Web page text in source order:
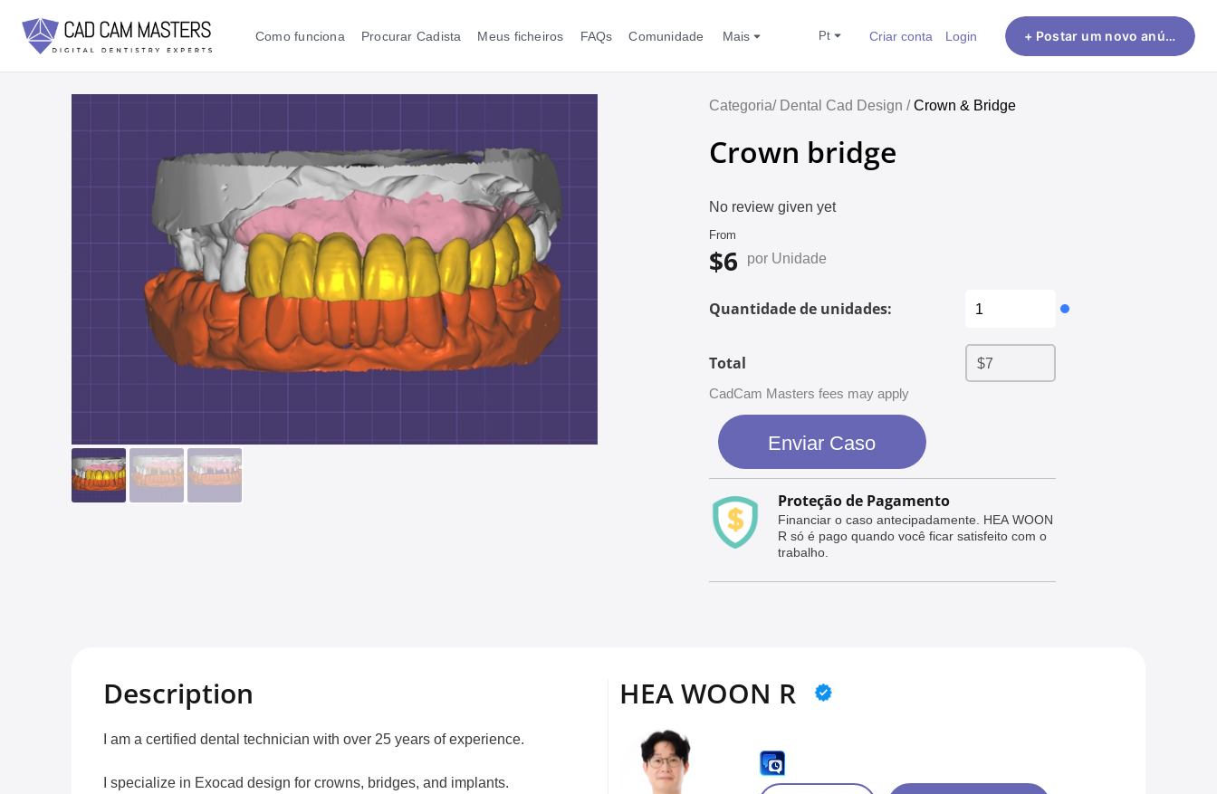
Como funciona Procurar Cadista Meus ficheiros FAQs Comunidade Mais pt Criar conta Login + Postar um novo anúncio
Categoria/ Dental Cad Design /Crown & Bridge
Crown bridge
No review given yet
From
$6 por Unidade
Quantidade de unidades:
Total
CadCam Masters fees may apply
Enviar Caso
Proteção de Pagamento
Financiar o caso antecipadamente. HEA WOON
R só é pago quando você ficar satisfeito com o
trabalho.
Description
I am a certified dental technician with over 25 years of experience.
I specialize in Exocad design for crowns, bridges, and implants.
HEA WOON R